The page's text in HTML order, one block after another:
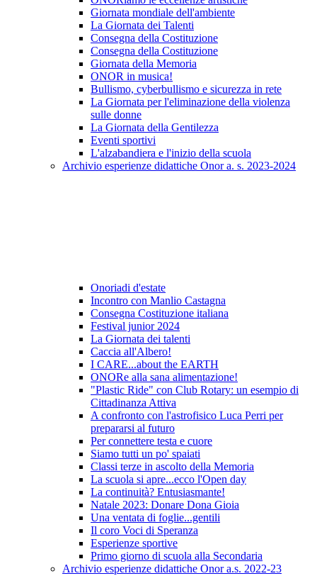
Giornata mondiale dell'ambiente
La Giornata dei Talenti
Consegna della Costituzione
Consegna della Costituzione
Giornata della Memoria
ONOR in musica!
Bullismo, cyberbullismo e sicurezza in rete
La Giornata per l'eliminazione della violenza
sulle donne
La Giornata della Gentilezza
Eventi sportivi
L'alzabandiera e l'inizio della scuola
Archivio esperienze didattiche Onor a. s. 2023-2024
Onoriadi d'estate
Incontro con Manlio Castagna
Consegna Costituzione italiana
Festival junior 2024
La Giornata dei talenti
Caccia all'Albero!
I CARE...about the EARTH
ONORe alla sana alimentazione!
"Plastic Ride" con Club Rotary: un esempio di
Cittadinanza Attiva
A confronto con l'astrofisico Luca Perri per
prepararsi al futuro
Per connettere testa e cuore
Siamo tutti un po' spaiati
Classi terze in ascolto della Memoria
La scuola si apre...ecco l'Open day
La continuità? Entusiasmante!
Natale 2023: Donare Dona Gioia
Una ventata di foglie...gentili
Il coro Voci di Speranza
Esperienze sportive
Primo giorno di scuola alla Secondaria
Archivio esperienze didattiche Onor a.s. 2022-23